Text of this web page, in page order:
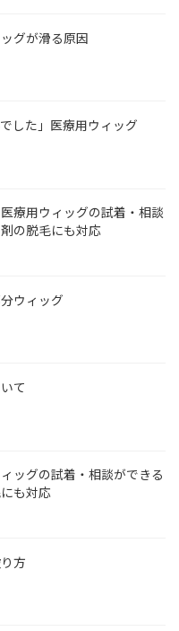
グが滑る原因
した」医療用ウィッグ
療用ウィッグの試着・相談
の脱毛にも対応
ウィッグ
て
ッグの試着・相談ができる
も対応
方